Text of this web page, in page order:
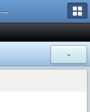
Форумы на Sportbox.ru
»